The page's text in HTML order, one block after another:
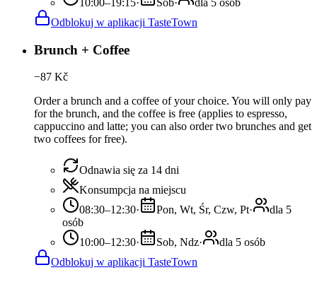
Odblokuj w aplikacji TasteTown
Brunch + Coffee
−87 Kč
Order a brunch and a coffee of your choice. You will only pay
for the brunch, and the coffee is free (applies to espresso,
cappuccino and latte; you can also order two brunches and get
two coffees for free).
Odnawia się za 14 dni
Konsumpcja na miejscu
08:30–12:30· Pon, Wt, Śr, Czw, Pt·
dla 5
osób
10:00–12:30· Sob, Ndz·
dla 5 osób
Odblokuj w aplikacji TasteTown